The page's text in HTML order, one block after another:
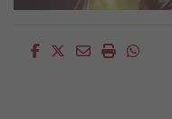
Facebook
Twitter
EmailImprimir